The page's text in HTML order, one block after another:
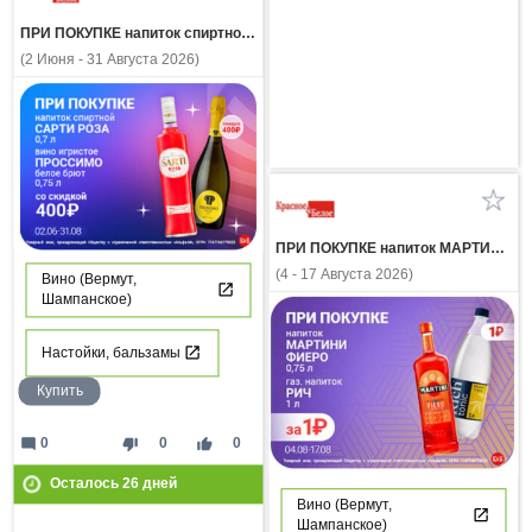
ПРИ ПОКУПКЕ напиток спиртной САРТИ РОЗА 0.7л вино игристое ПРОССИМО белое брют со скидкой 400 рублей
(2 Июня - 31 Августа 2026)
Вино (Вермут,
Шампанское)
Настойки, бальзамы
Купить
thumb_down 0 thumb_up 0
mode_comment 0
Осталось 26дней
ПРИ ПОКУПКЕ напиток МАРТИНИ ФИЕРО 0,75л газ напиток РИЧ 1л за 1 рубль
(4 - 17 Августа 2026)
Вино (Вермут,
Шампанское)